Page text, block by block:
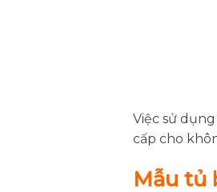
Việc sử
cấp cho
Mẫu tủ